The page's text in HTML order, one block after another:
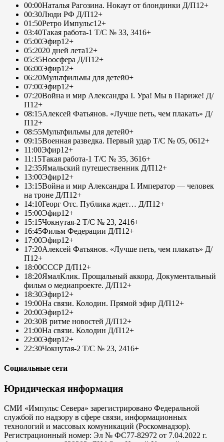
00:00Наталья Рагозина. Нокаут от блондинки Д/П12+
00:30Люди РФ Д/П12+
01:50Ретро Импульс12+
03:40Такая работа-1 Т/С № 33, 3416+
05:00Эфир12+
05:2020 дней лета12+
05:35Ноосфера Д/П12+
06:00Эфир12+
06:20Мультфильмы для детей0+
07:00Эфир12+
07:20Война и мир Александра I. Ура! Мы в Париже! Д/
П12+
08:15Алексей Фатьянов. «Лучше петь, чем плакать» Д/
П12+
08:55Мультфильмы для детей0+
09:15Военная разведка. Первый удар Т/С № 05, 0612+
11:00Эфир12+
11:15Такая работа-1 Т/С № 35, 3616+
12:35Ямальский путешественник Д/П12+
13:00Эфир12+
13:15Война и мир Александра I. Император — человек
на троне Д/П12+
14:10Георг Отс. Публика ждет… Д/П12+
15:00Эфир12+
15:15Чокнутая-2 Т/С № 23, 2416+
16:45Фильм Федерации Д/П12+
17:00Эфир12+
17:20Алексей Фатьянов. «Лучше петь, чем плакать» Д/
П12+
18:00СССР Д/П12+
18:20ЯмалКлик. Прощальный аккорд. Документальный
фильм о медиапроекте. Д/П12+
18:30Эфир12+
19:00На связи. Колодин. Прямой эфир Д/П12+
20:00Эфир12+
20:30В ритме новостей Д/П12+
21:00На связи. Колодин Д/П12+
22:00Эфир12+
22:30Чокнутая-2 Т/С № 23, 2416+
Социальные сети
Юридическая информация
СМИ «Импульс Севера» зарегистрировано Федеральной
службой по надзору в сфере связи, информационных
технологий и массовых комуникаций (Роскомнадзор).
Регистрационный номер: Эл № ФС77-82972 от 7.04.2022 г.